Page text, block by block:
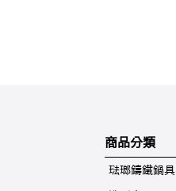
商品分類
琺瑯鑄鐵鍋具